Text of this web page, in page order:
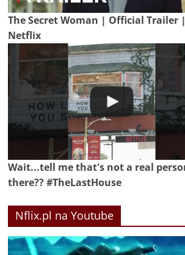
The Secret Woman | Official Trailer |
Netflix
Wait...tell me that's not a real
there?? #TheLastHouse
Nflix.pl na Youtube